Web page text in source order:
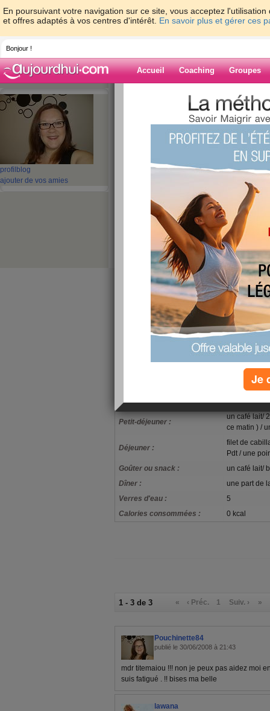
En poursuivant votre navigation sur ce site, vous acceptez
et offres adaptés à vos centres d'intérêt. En savoir plus et gérer ces
Bonjour !
Accueil Coaching Groupes
profil blog
ajouter de vos amies
> Pouchinette84
>
d'encouragement et de félicitations tout ça est
Blog de
Merci à toutes
d'encouragement
félicitations tout
grâce à vous !!!
publié le 29/06/2008 à 11:25
En ce dimanche ensoleillé je dirais ... REPOS !!
rien qu'une demi heure de marche avec le
mon alimentation
Petit-déjeuner :
un café lait/
ce matin ) /
Déjeuner :
filet de
Pdt / une
Goûter ou snack :
un café lait/
Dîner :
une part de
Verres d'eau :
5
Calories consommées :
0 kcal
1 - 3 de 3 « ‹ Préc. 1 Suiv. › »
Pouchinette84
publié le 30/06/2008 à 21:43
mdr titemaiou !!! non je peux pas aidez moi
suis fatigué . !! bises ma belle
lawana
Je